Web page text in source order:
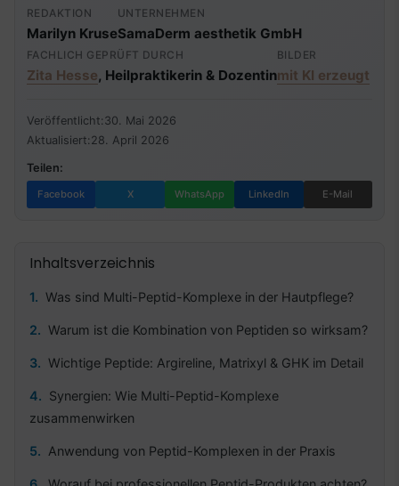
REDAKTION
Marilyn Kruse
UNTERNEHMEN
SamaDerm aesthetik GmbH
FACHLICH GEPRÜFT DURCH
Zita Hesse, Heilpraktikerin & Dozentin
BILDER
mit KI erzeugt
Veröffentlicht: 30. Mai 2026
Aktualisiert: 28. April 2026
Teilen:
Facebook X WhatsApp LinkedIn E-Mail
Inhaltsverzeichnis
Was sind Multi-Peptid-Komplexe in der Hautpflege?
Warum ist die Kombination von Peptiden so wirksam?
Wichtige Peptide: Argireline, Matrixyl & GHK im Detail
Synergien: Wie Multi-Peptid-Komplexe
zusammenwirken
Anwendung von Peptid-Komplexen in der Praxis